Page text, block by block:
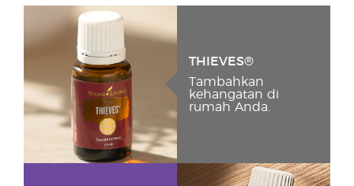
THIEVES®
Tambahkan
kehangatan di
rumah Anda.